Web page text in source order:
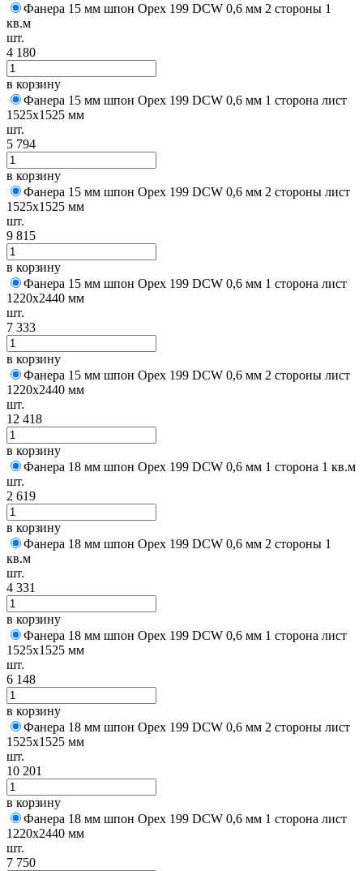
Фанера 15 мм шпон Орех 199 DCW 0,6 мм 2 стороны 1
кв.м
шт.
4 180
в корзину
Фанера 15 мм шпон Орех 199 DCW 0,6 мм 1 сторона лист
1525х1525 мм
шт.
5 794
в корзину
Фанера 15 мм шпон Орех 199 DCW 0,6 мм 2 стороны лист
1525х1525 мм
шт.
9 815
в корзину
Фанера 15 мм шпон Орех 199 DCW 0,6 мм 1 сторона лист
1220х2440 мм
шт.
7 333
в корзину
Фанера 15 мм шпон Орех 199 DCW 0,6 мм 2 стороны лист
1220х2440 мм
шт.
12 418
в корзину
Фанера 18 мм шпон Орех 199 DCW 0,6 мм 1 сторона 1 кв.м
шт.
2 619
в корзину
Фанера 18 мм шпон Орех 199 DCW 0,6 мм 2 стороны 1
кв.м
шт.
4 331
в корзину
Фанера 18 мм шпон Орех 199 DCW 0,6 мм 1 сторона лист
1525х1525 мм
шт.
6 148
в корзину
Фанера 18 мм шпон Орех 199 DCW 0,6 мм 2 стороны лист
1525х1525 мм
шт.
10 201
в корзину
Фанера 18 мм шпон Орех 199 DCW 0,6 мм 1 сторона лист
1220х2440 мм
шт.
7 750